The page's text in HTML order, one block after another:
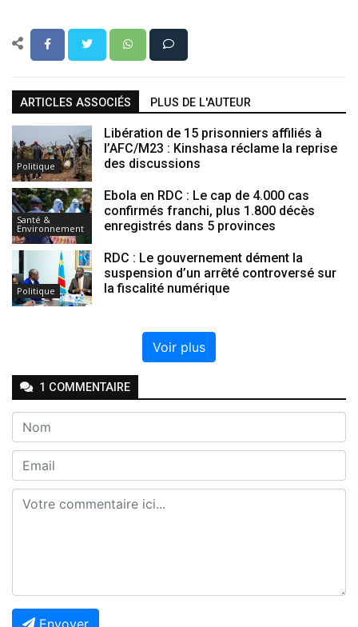
ARTICLES ASSOCIÉS PLUS DE L'AUTEUR
Politique
Libération de 15 prisonniers affiliés à
l’AFC/M23 : Kinshasa réclame la reprise
des discussions
Santé &
Environnement
Ebola en RDC : Le cap de 4.000 cas
confirmés franchi, plus 1.800 décès
enregistrés dans 5 provinces
Politique
RDC : Le gouvernement dément la
suspension d’un arrêté controversé sur
la fiscalité numérique
Voir plus
1 COMMENTAIRE